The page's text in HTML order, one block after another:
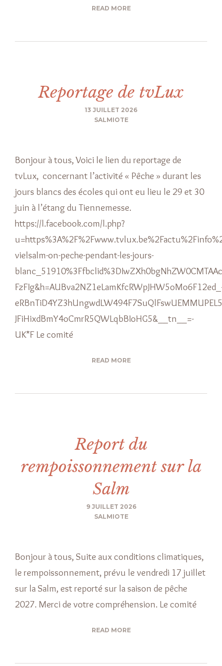
READ MORE
Reportage de tvLux
13 JUILLET 2026
SALMIOTE
Bonjour à tous, Voici le lien du reportage de
tvLux, concernant l’activité « Pêche » durant les
jours blancs des écoles qui ont eu lieu le 29 et 30
juin à l’étang du Tiennemesse.
https://l.facebook.com/l.php?
vielsalm-on-peche-pendant-les-jours-
JFiHixdBmY4oCmrR5QWLqbBIoHG5&__tn__=-
UK*F Le comité
READ MORE
Report du
rempoissonnement sur la
Salm
9 JUILLET 2026
SALMIOTE
Bonjour à tous, Suite aux conditions climatiques,
le rempoissonnement, prévu le vendredi 17 juillet
sur la Salm, est reporté sur la saison de pêche
2027. Merci de votre compréhension. Le comité
READ MORE